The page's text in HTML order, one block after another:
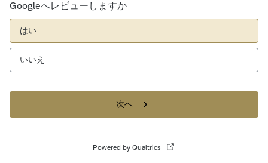
Googleへレビューしますか
はい
いいえ
次へ
Powered by Qualtrics